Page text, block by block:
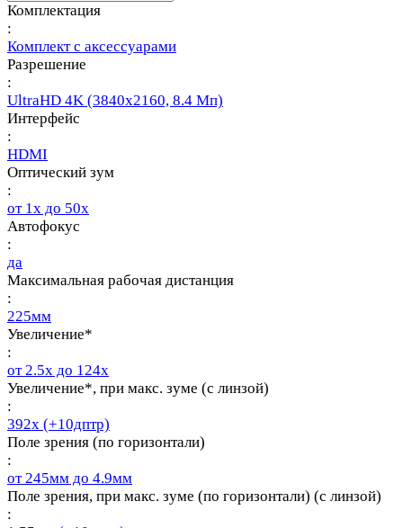
Комплектация
:
Комплект с аксессуарами
Разрешение
:
UltraHD 4K (3840х2160, 8.4 Мп)
Интерфейс
:
HDMI
Оптический зум
:
от 1х до 50х
Автофокус
:
да
Максимальная рабочая дистанция
:
225мм
Увеличение*
:
от 2.5х до 124х
Увеличение*, при макс. зуме (с линзой)
:
392х (+10дптр)
Поле зрения (по горизонтали)
:
от 245мм до 4.9мм
Поле зрения, при макс. зуме (по горизонтали) (с линзой)
: